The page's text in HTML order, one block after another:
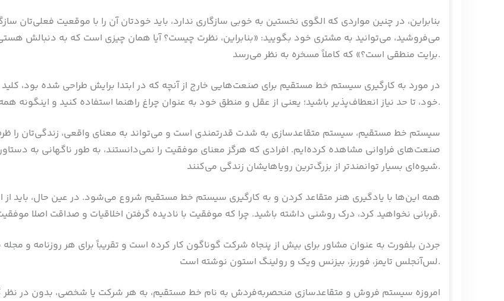
بنابراین، در چنین مواردی که الگوی نخستین به خوبی سازگاری ندارد، باید خودتان‌ آن را با موقعیت فعلی‌تان
می‌فروشید، می‌توانید به مشتری خود بگویید: «بنابراین، نظرت چیست؟ آیا همان چیزی است که به دنبالش
برایت منطقی است؟» که کاملاً مسخره به نظر می‌رسد.
در مورد به‌ کارگیری سیستم خط مستقیم برای صنعت‌هایی خارج از آنچه که در ابتدا برایش طراحی شده بود،
خود، تا حد نیاز انعطاف‌پذیر باشید؛ یعنی از عقل و منطق خود به عنوان چراغ راهنما استفاده کنید و اینگونه همه چیز را هماهنگ کنید.
سیستم خط مستقیم، سیستم متقاعدسازی به شدت قدرتمندی است و می‌تواند به معنای واقعی، زندگی‌تان را
صنعت‌های فراوانی مشاهده کرده‌ایم. افرادی که هرگز معنای موفقیت را نمی‌دانستند، به طور ناگهانی به
شیوه‌ای بسیار توانمندتر از بزرگ‌ترین رویاهایشان زندگی می‌کنند.
همه این‌ها با یادگیری هنر متقاعد کردن و به‌ کارگیری سیستم خط مستقیم شروع می‌شود. در عین حال، باید از
قربانی نخواهید کرد، درک روشنی داشته باشید. چرا که موفقیت با نادیده گرفتن اخلاقیات و صداقت اصلا موفقیت نیست.
جردن بلفورت به عنوان مشاور برای بیش از پنجاه شرکت گوناگون کار کرده است و تقریباً برای هر روزنامه و مجله
لس‌آنجلس تایمز، فوربز، بیزنس ویک و رولینگ استون نوشته است.
امروزه سیستم فروش و متقاعدسازی منحصربه‌فردش به نام خط مستقیم، به هر شرکت یا شخصی، بدون در نظر